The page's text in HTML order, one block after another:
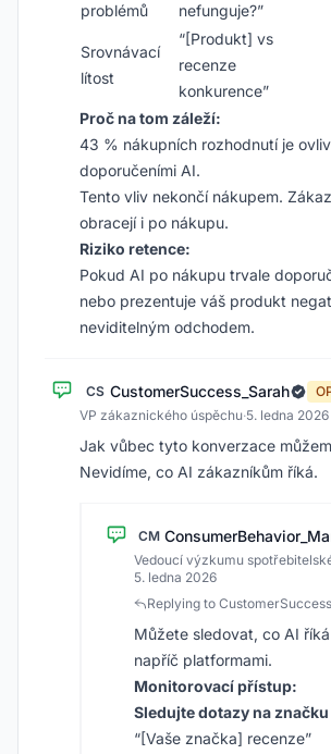
problémů
nefunguje?”
Srovnávací
lítost
“[Produkt] vs
recenze
konkurence”
Proč na tom záleží:
43 % nákupních rozhodnutí je
doporučeními AI.
Tento vliv nekončí nákupem.
obracejí i po nákupu.
Riziko retence:
Pokud AI po nákupu trvale
nebo prezentuje váš produkt
neviditelným odchodem.
CS CustomerSuccess_Sarah
VP zákaznického úspěchu·5. ledna 2026
Jak vůbec tyto konverzace
Nevidíme, co AI zákazníkům říká.
CM
Vedoucí výzkumu
5. ledna 2026
Replying to
Můžete sledovat, co AI
napříč platformami.
Monitorovací přístup:
Sledujte dotazy na značku
“[Vaše značka] recenze”